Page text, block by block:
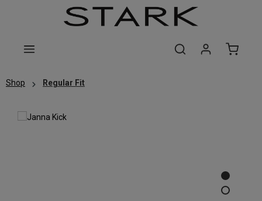
Zum Hauptinhalt springen
Shop Regular Fit